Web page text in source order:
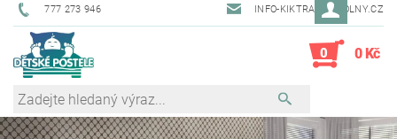
777 273 946 INFO-KIKTRADE@VOLNY.CZ
0 0 Kč